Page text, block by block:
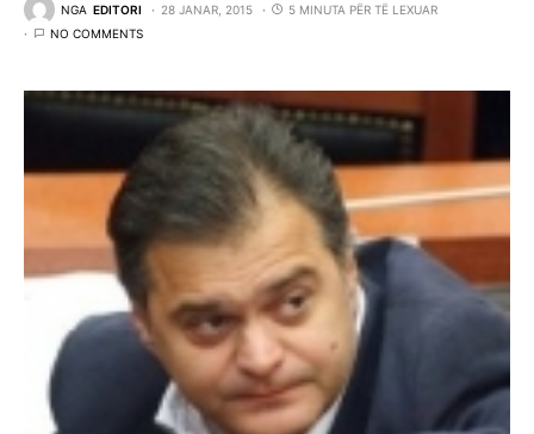
NGA EDITORI 28 JANAR, 2015
5 MINUTA PËR TË LEXUAR
NO COMMENTS